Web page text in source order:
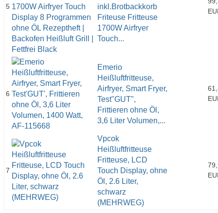
5
inkl.Brotbackkorb
Friteuse Fritteuse
1700W Airfryer
Touch...
6
Emerio
Heißluftfritteuse,
Airfryer, Smart Fryer,
Test"GUT",
Frittieren ohne Öl,
3,6 Liter Volumen,...
7
Vpcok
Heißluftfritteuse
Fritteuse, LCD
Touch Display, ohne
Öl, 2.6 Liter,
schwarz
(MEHRWEG)